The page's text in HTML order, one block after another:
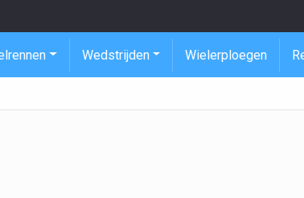
Wedstrijden Wielerploegen